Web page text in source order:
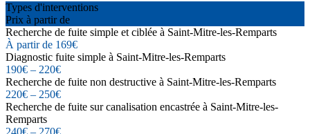
Types d'interventions
Prix à partir de
Recherche de fuite simple et ciblée à Saint-Mitre-les-Remparts
À partir de 169€
Diagnostic fuite simple à Saint-Mitre-les-Remparts
190€ – 220€
Recherche de fuite non destructive à Saint-Mitre-les-Remparts
220€ – 250€
Recherche de fuite sur canalisation encastrée à Saint-Mitre-les-
Remparts
240€ – 270€